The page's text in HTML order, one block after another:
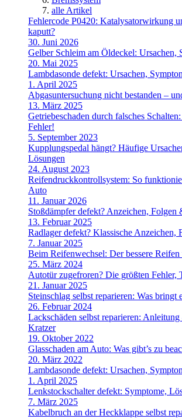
alle Artikel
Fehlercode P0420: Katalysatorwirkung
kaputt?
30. Juni 2026
Gelber Schleim am Öldeckel: Ursachen,
20. Mai 2025
Lambdasonde defekt: Ursachen,
1. April 2025
Abgasuntersuchung nicht bestanden –
13. März 2025
Getriebeschaden durch falsches
Fehler!
5. September 2023
Kupplungspedal hängt? Häufige
Lösungen
24. August 2023
Reifendruckkontrollsystem: So
Auto
11. Januar 2026
Stoßdämpfer defekt? Anzeichen, Folgen
13. Februar 2025
Radlager defekt? Klassische Anzeichen,
7. Januar 2025
Beim Reifenwechsel: Der bessere
25. März 2024
Autotür zugefroren? Die größten Fehler,
21. Januar 2025
Steinschlag selbst reparieren: Was bringt
26. Februar 2024
Lackschäden selbst reparieren:
Kratzer
19. Oktober 2022
Glasschaden am Auto: Was gibt’s zu
20. März 2022
Lambdasonde defekt: Ursachen,
1. April 2025
Lenkstockschalter defekt: Symptome,
7. März 2025
Kabelbruch an der Heckklappe selbst